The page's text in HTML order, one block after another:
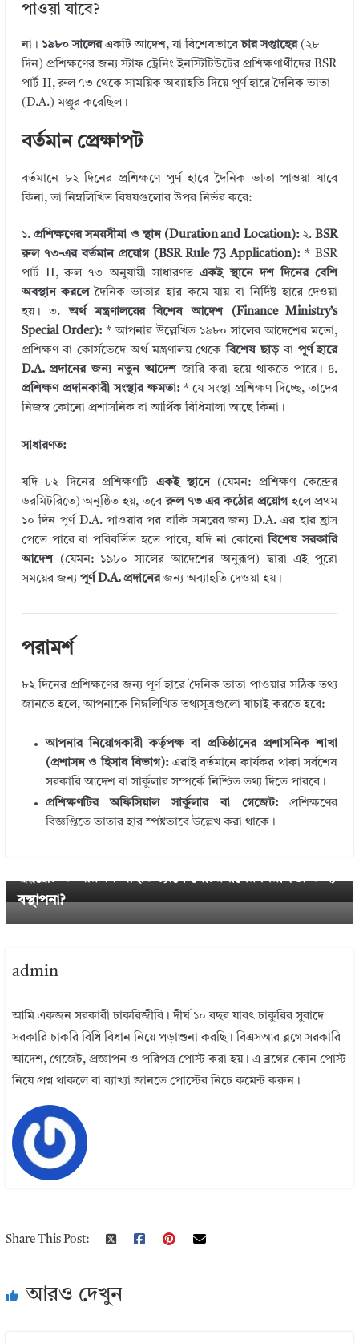
পাওয়া যাবে?
না। ১৯৮০ সালেরএকটি আদেশ, যা বিশেষভাবেচার সপ্তাহের(২৮
দিন) প্রশিক্ষণের জন্য স্টাফ ট্রেনিং ইনস্টিটিউটের প্রশিক্ষণার্থীদের BSR
পার্ট II, রুল ৭৩ থেকে সাময়িক অব্যাহতি দিয়ে পূর্ণ হারে দৈনিক ভাতা
(D.A.) মঞ্জুর করেছিল।
বর্তমান প্রেক্ষাপট
বর্তমানে ৮২ দিনের প্রশিক্ষণে পূর্ণ হারে দৈনিক ভাতা পাওয়া যাবে
কিনা, তা নিম্নলিখিত বিষয়গুলোর উপর নির্ভর করে:
১.প্রশিক্ষণের সময়সীমা ও স্থান (Duration and Location):২.BSR
রুল ৭৩-এর বর্তমান প্রয়োগ (BSR Rule 73 Application):* BSR
পার্ট II, রুল ৭৩ অনুযায়ী সাধারণতএকই স্থানে দশ দিনের বেশি
অবস্থান করলেদৈনিক ভাতার হার কমে যায় বা নির্দিষ্ট হারে দেওয়া
হয়। ৩.অর্থ মন্ত্রণালয়ের বিশেষ আদেশ (Finance Ministry’s
Special Order):* আপনার উল্লেখিত ১৯৮০ সালের আদেশের মতো,
প্রশিক্ষণ বা কোর্সভেদে অর্থ মন্ত্রণালয় থেকেবিশেষ ছাড়বা পূর্ণ হারে
D.A. প্রদানের জন্য নতুন আদেশজারি করা হয়ে থাকতে পারে। ৪.
প্রশিক্ষণ প্রদানকারী সংস্থার ক্ষমতা:* যে সংস্থা প্রশিক্ষণ দিচ্ছে, তাদের
নিজস্ব কোনো প্রশাসনিক বা আর্থিক বিধিমালা আছে কিনা।
সাধারণত:
যদি ৮২ দিনের প্রশিক্ষণটি একই স্থানে(যেমন: প্রশিক্ষণ কেন্দ্রের
ডরমিটরিতে) অনুষ্ঠিত হয়, তবেরুল ৭৩ এর কঠোর প্রয়োগহলে প্রথম
১০ দিন পূর্ণ D.A. পাওয়ার পর বাকি সময়ের জন্য D.A. এর হার হ্রাস
পেতে পারে বা পরিবর্তিত হতে পারে, যদি না কোনোবিশেষ সরকারি
আদেশ(যেমন: ১৯৮০ সালের আদেশের অনুরূপ) দ্বারা এই পুরো
সময়ের জন্য পূর্ণ D.A. প্রদানেরজন্য অব্যাহতি দেওয়া হয়।
পরামর্শ
৮২ দিনের প্রশিক্ষণের জন্য পূর্ণ হারে দৈনিক ভাতা পাওয়ার সঠিক তথ্য
জানতে হলে, আপনাকে নিম্নলিখিত তথ্যসূত্রগুলো যাচাই করতে হবে:
আপনার নিয়োগকারী কর্তৃপক্ষ বা প্রতিষ্ঠানের প্রশাসনিক শাখা
(প্রশাসন ও হিসাব বিভাগ):এরাই বর্তমানে কার্যকর থাকা সর্বশেষ
সরকারি আদেশ বা সার্কুলার সম্পর্কে নিশ্চিত তথ্য দিতে পারবে।
প্রশিক্ষণটির অফিসিয়াল সার্কুলার বা গেজেট:প্রশিক্ষণের
বিজ্ঞপ্তিতে ভাতার হার স্পষ্টভাবে উল্লেখ করা থাকে।
← Previous
জারি?
ম্বরপ্লেট ও আরএফআইডি ট্যাগে মোটরযানের নিরাপত্তা ও ব্য
বস্থাপনা?
admin
আমি একজন সরকারী চাকরিজীবি। দীর্ঘ ১০ বছর যাবৎ চাকুরির সুবাদে
সরকারি চাকরি বিধি বিধান নিয়ে পড়াশুনা করছি। বিএসআর ব্লগে সরকারি
আদেশ, গেজেট, প্রজ্ঞাপন ও পরিপত্র পোস্ট করা হয়। এ ব্লগের কোন পোস্ট
নিয়ে প্রশ্ন থাকলে বা ব্যাখ্যা জানতে পোস্টের নিচে কমেন্ট করুন।
Share This Post:
আরও দেখুন